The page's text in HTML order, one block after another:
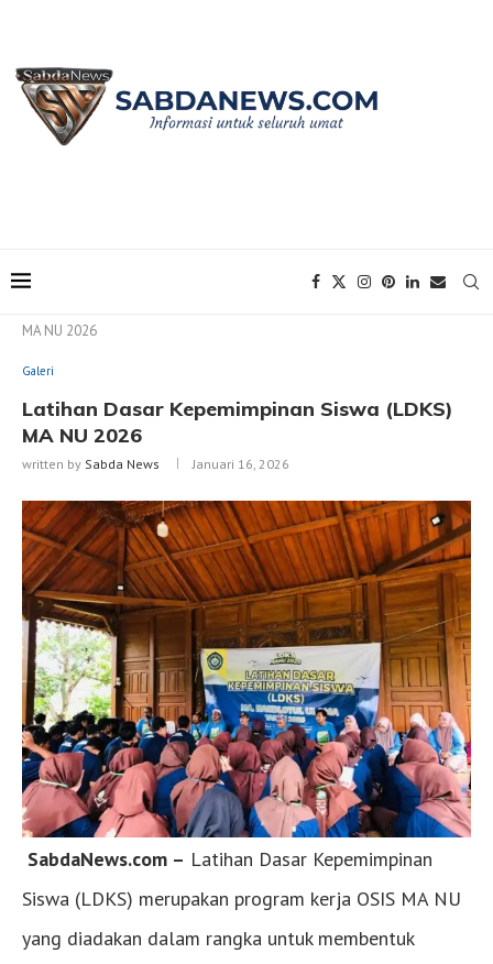
MA NU 2026
Galeri
Latihan Dasar Kepemimpinan Siswa (LDKS)
MA NU 2026
written by Sabda News Januari 16, 2026
SabdaNews.com – Latihan Dasar Kepemimpinan
Siswa (LDKS) merupakan program kerja OSIS MA NU
yang diadakan dalam rangka untuk membentuk